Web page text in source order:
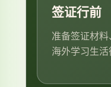
签证行前
准备签证材
海外学习生活